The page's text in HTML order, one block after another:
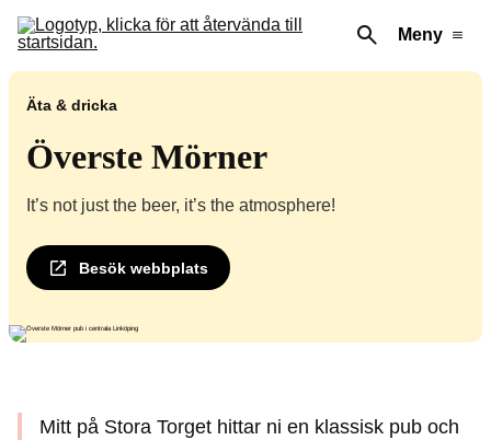
Meny
Äta & dricka
Överste Mörner
It’s not just the beer, it’s the atmosphere!
Besök webbplats
Mitt på Stora Torget hittar ni en klassisk pub och